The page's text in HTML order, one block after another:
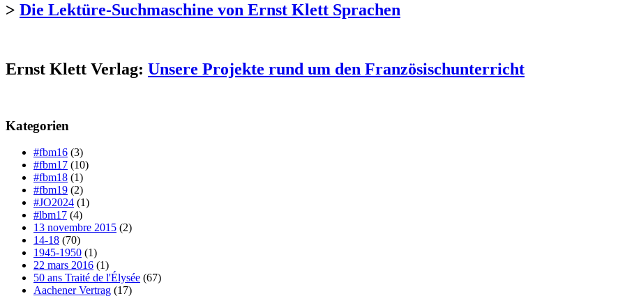
> Die Lektüre-Suchmaschine von Ernst Klett Sprachen
Ernst Klett Verlag: Unsere Projekte rund um den Französischunterricht
Kategorien
#fbm16 (3)
#fbm17 (10)
#fbm18 (1)
#fbm19 (2)
#JO2024 (1)
#lbm17 (4)
13 novembre 2015 (2)
14-18 (70)
1945-1950 (1)
22 mars 2016 (1)
50 ans Traité de l'Élysée (67)
Aachener Vertrag (17)